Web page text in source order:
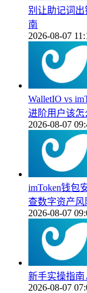
别让助记词出
南
2026-08-07
WalletIO vs
进阶用户该怎
2026-08-07
imToken钱包
查数字资产风
2026-08-07
新手实操指南
2026-08-07